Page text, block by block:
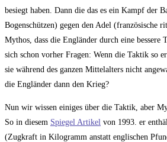
besiegt haben. Dann die das es ein Kampf der
Bogenschützen) gegen den Adel (französische
Mythos, dass die Engländer durch eine bessere
sich schon vorher Fragen: Wenn die Taktik so
sie während des ganzen Mittelalters nicht
die Engländer dann den Krieg?
Nun wir wissen einiges über die Taktik, aber
So in diesem Spiegel Artikel von 1993. er
(Zugkraft in Kilogramm anstatt englischen